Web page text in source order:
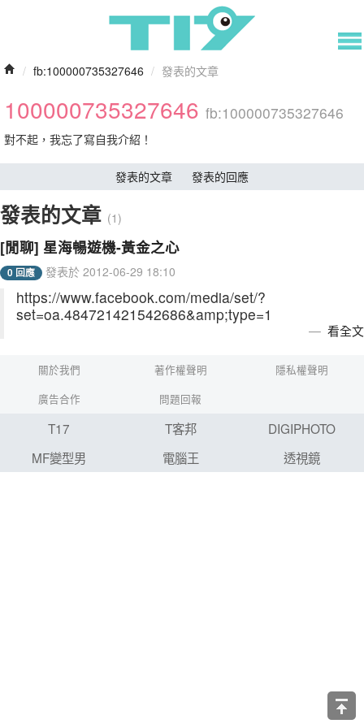
/ fb:100000735327646 / 發表的文章
100000735327646 fb:100000735327646
對不起，我忘了寫自我介紹！
發表的文章 發表的回應
發表的文章 (1)
[閒聊] 星海暢遊機-黃金之心
0 回應 發表於 2012-06-29 18:10
https://www.facebook.com/media/set/?
set=oa.484721421542686&amp;type=1
看全文
關於我們 著作權聲明
隱私權聲明
廣告合作
問題回報
T17 T客邦
DIGIPHOTO
MF變型男
電腦王 透視鏡